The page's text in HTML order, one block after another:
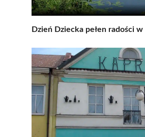
Dzień Dziecka pełen radości w